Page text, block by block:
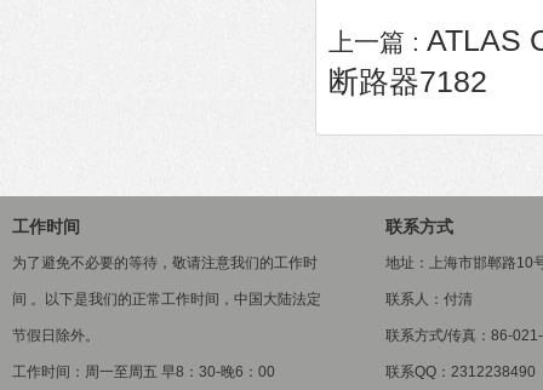
上一篇 : ATLAS
断路器7182
工作时间
为了避免不必要的等待，敬请注意我们的工作时
间 。以下是我们的正常工作时间，中国大陆法定
节假日除外。
工作时间：周一至周五 早8：30-晚6：00
联系方式
地址：上海市邯郸路10
联系人：付清
联系方式/传真：86-
联系QQ：2312238490